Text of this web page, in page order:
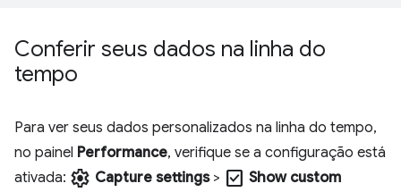
Conferir seus dados na linha do
tempo
Para ver seus dados personalizados na linha do tempo,
no painel Performance, verifique se a configuração está
ativada: settings Capture settings> check_box Show custom